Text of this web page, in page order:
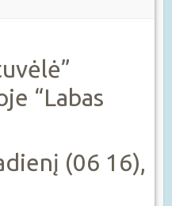
“Labas
(06 16),